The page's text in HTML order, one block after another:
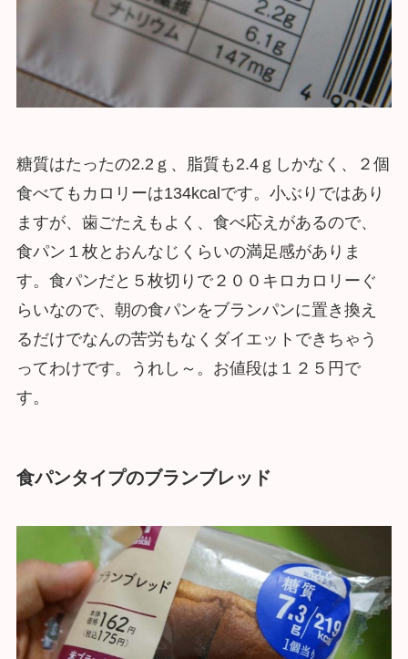
糖質はたったの2.2ｇ、脂質も2.4ｇしかなく、２個
食べてもカロリーは134kcalです。小ぶりではあり
ますが、歯ごたえもよく、食べ応えがあるので、
食パン１枚とおんなじくらいの満足感がありま
す。食パンだと５枚切りで２００キロカロリーぐ
らいなので、朝の食パンをブランパンに置き換え
るだけでなんの苦労もなくダイエットできちゃう
ってわけです。うれし～。お値段は１２５円で
す。
食パンタイプのブランブレッド